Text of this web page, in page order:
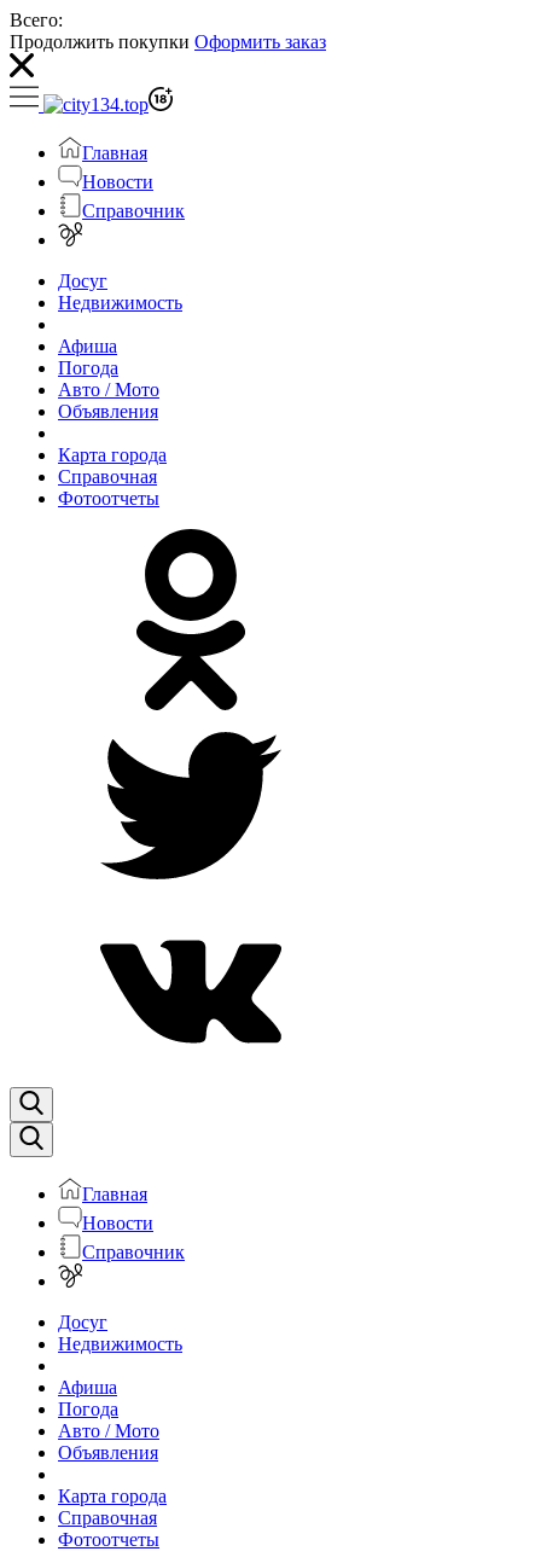
Всего:
Продолжить покупки Оформить заказ
Главная
Новости
Справочник
Досуг
Недвижимость
Афиша
Погода
Авто / Мото
Объявления
Карта города
Справочная
Фотоотчеты
Главная
Новости
Справочник
Досуг
Недвижимость
Афиша
Погода
Авто / Мото
Объявления
Карта города
Справочная
Фотоотчеты